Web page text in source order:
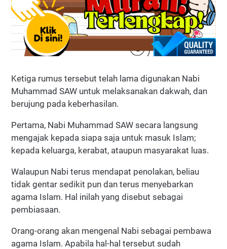
Ketiga rumus tersebut telah lama digunakan Nabi
Muhammad SAW untuk melaksanakan dakwah, dan
berujung pada keberhasilan.
Pertama, Nabi Muhammad SAW secara langsung
mengajak kepada siapa saja untuk masuk Islam;
kepada keluarga, kerabat, ataupun masyarakat luas.
Walaupun Nabi terus mendapat penolakan, beliau
tidak gentar sedikit pun dan terus menyebarkan
agama Islam. Hal inilah yang disebut sebagai
pembiasaan.
Orang-orang akan mengenal Nabi sebagai pembawa
agama Islam. Apabila hal-hal tersebut sudah